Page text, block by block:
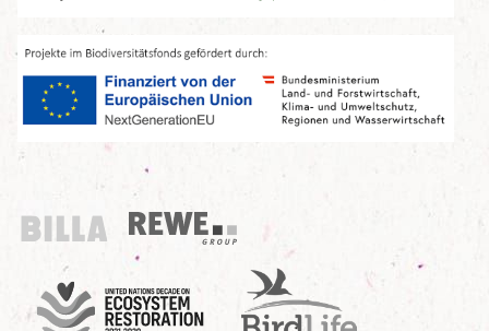
Billa
REWE Group
UN Decade
Birdlife